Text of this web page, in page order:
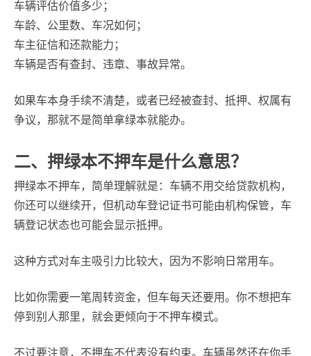
车辆评估价值多少；
车龄、公里数、车况如何；
车主征信和还款能力；
车辆是否有查封、违章、事故异常。
如果车本身手续不清楚，或者已经被查封、抵押、权属有
争议，那就不是简单拿绿本就能办。
二、押绿本不押车是什么意思？
押绿本不押车，简单理解就是：车辆不用交给贷款机构，
你还可以继续开，但机动车登记证书可能由机构保管，车
辆登记状态也可能会显示抵押。
这种方式对车主吸引力比较大，因为不影响日常用车。
比如你需要一笔周转资金，但车每天还要用。你不想把车
停到别人那里，就会更倾向于不押车模式。
不过要注意，不押车不代表没有约束。车辆虽然还在你手